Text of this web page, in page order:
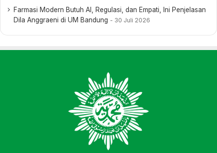
Farmasi Modern Butuh AI, Regulasi, dan Empati, Ini Penjelasan
Dila Anggraeni di UM Bandung
30 Juli 2026